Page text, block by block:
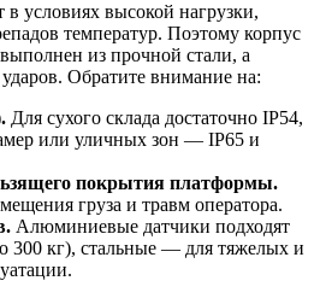
условиях высокой нагрузки,
температур. Поэтому корпус
из прочной стали, а
Обратите внимание на:
Для сухого склада достаточно IP54,
или уличных зон — IP65 и
покрытия платформы.
груза и травм оператора.
Алюминиевые датчики подходят
300 кг), стальные — для тяжелых и